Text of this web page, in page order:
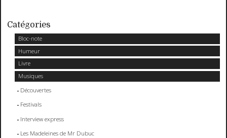
Catégories
Bloc-note
Humeur
Livre
Musiques
Découvertes
Festivals
Interview express
Les Madeleines de Mr Dubuc